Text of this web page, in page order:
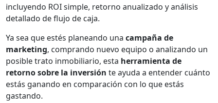
incluyendo ROI simple, retorno anualizado y análisis
detallado de flujo de caja.
Ya sea que estés planeando una campaña de
marketing, comprando nuevo equipo o analizando un
posible trato inmobiliario, esta herramienta de
retorno sobre la inversión te ayuda a entender cuánto
estás ganando en comparación con lo que estás
gastando.